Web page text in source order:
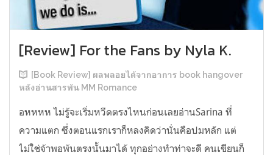
[Review] For the Fans by Nyla K.
[Book Review] ผลพลอยได้จากอาการ book hangover
หลังอ่านสารพัน MM Romance
อหหหห ไม่รู้จะเริ่มหวีดตรงไหนก่อนเลยอ่านSarina ที่
ความแตก ซึ่งตอนแรกเราก็หลงคิดว่านั่นคือปมหลัก แต่
ไม่ใช่จ้าพอพ้นตรงนั้นมาได้ ทุกอย่างทำท่าจะดี คนเขียนก็